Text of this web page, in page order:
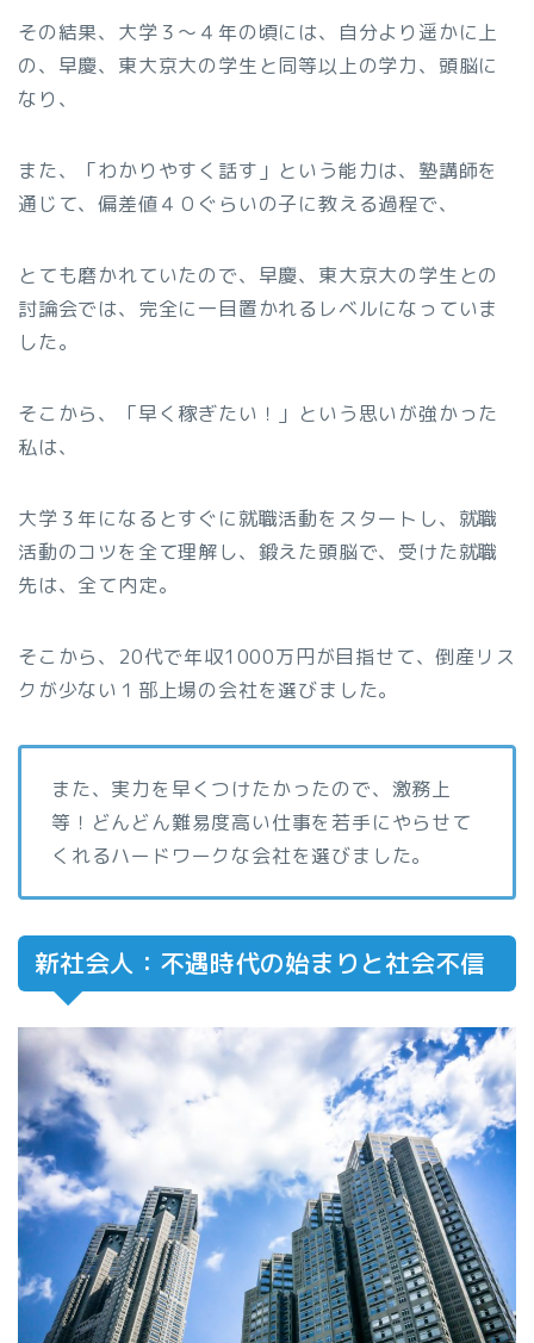
その結果、大学３〜４年の頃には、自分より遥かに上
の、早慶、東大京大の学生と同等以上の学力、頭脳に
なり、
また、「わかりやすく話す」という能力は、塾講師を
通じて、偏差値４０ぐらいの子に教える過程で、
とても磨かれていたので、早慶、東大京大の学生との
討論会では、完全に一目置かれるレベルになっていま
した。
そこから、「早く稼ぎたい！」という思いが強かった
私は、
大学３年になるとすぐに就職活動をスタートし、就職
活動のコツを全て理解し、鍛えた頭脳で、受けた就職
先は、全て内定。
そこから、20代で年収1000万円が目指せて、倒産リス
クが少ない１部上場の会社を選びました。
また、実力を早くつけたかったので、激務上
等！どんどん難易度高い仕事を若手にやらせて
くれるハードワークな会社を選びました。
新社会人：不遇時代の始まりと社会不信